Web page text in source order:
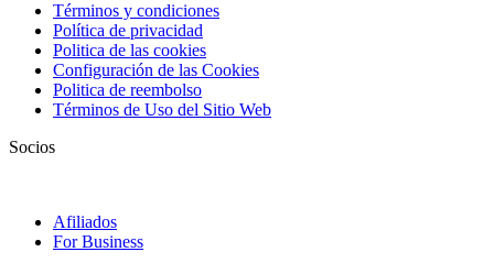
Términos y condiciones
Política de privacidad
Politica de las cookies
Configuración de las Cookies
Politica de reembolso
Términos de Uso del Sitio Web
Socios
Afiliados
For Business